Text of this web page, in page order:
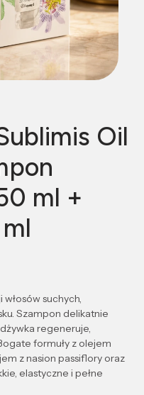
Oil
ml +
suchych,
Szampon delikatnie
regeneruje,
formuły z olejem
z nasion passiflory oraz
elastyczne i pełne